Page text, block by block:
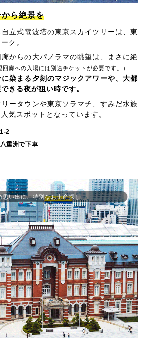
ら絶景を
立式電波塔の東京スカイツリーは、東
ク。
からの大パノラマの眺望は、まさに絶
回廊への入場には別途チケットが必要です。）
染まる夕刻のマジックアワーや、大都
きる夜が狙い時です。
ータウンや東京ソラマチ、すみだ水族
気スポットとなっています。
2
重洲で下車
思い出に、特別なお土産探し